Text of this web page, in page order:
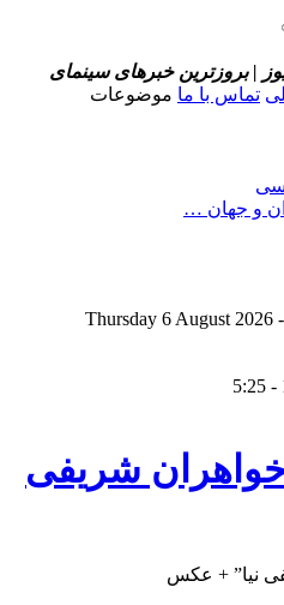
| بروزترین خبرهای سینمای
تماس با ما موضوعات
و جهان …
شریفی